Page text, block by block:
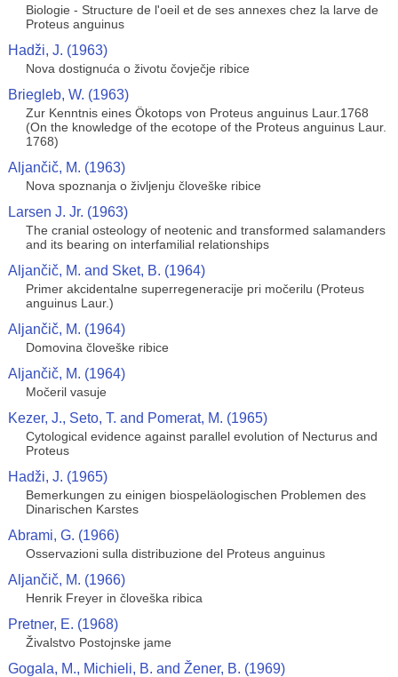
Biologie - Structure de l'oeil et de ses annexes chez la larve de
Proteus anguinus
Hadži, J. (1963)
Nova dostignuća o životu čovječje ribice
Briegleb, W. (1963)
Zur Kenntnis eines Ökotops von Proteus anguinus Laur.1768
(On the knowledge of the ecotope of the Proteus anguinus Laur.
1768)
Aljančič, M. (1963)
Nova spoznanja o življenju človeške ribice
Larsen J. Jr. (1963)
The cranial osteology of neotenic and transformed salamanders
and its bearing on interfamilial relationships
Aljančič, M. and Sket, B. (1964)
Primer akcidentalne superregeneracije pri močerilu (Proteus
anguinus Laur.)
Aljančič, M. (1964)
Domovina človeške ribice
Aljančič, M. (1964)
Močeril vasuje
Kezer, J., Seto, T. and Pomerat, M. (1965)
Cytological evidence against parallel evolution of Necturus and
Proteus
Hadži, J. (1965)
Bemerkungen zu einigen biospeläologischen Problemen des
Dinarischen Karstes
Abrami, G. (1966)
Osservazioni sulla distribuzione del Proteus anguinus
Aljančič, M. (1966)
Henrik Freyer in človeška ribica
Pretner, E. (1968)
Živalstvo Postojnske jame
Gogala, M., Michieli, B. and Žener, B. (1969)